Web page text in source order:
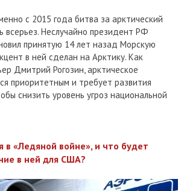
с 2015 года битва за арктический
всерьез. Неслучайно президент РФ
принятую 14 лет назад Морскую
в ней сделан на Арктику. Как
Дмитрий Рогозин, арктическое
приоритетным и требует развития
снизить уровень угроз национальной
в «Ледяной войне», и что будет
в ней для США?